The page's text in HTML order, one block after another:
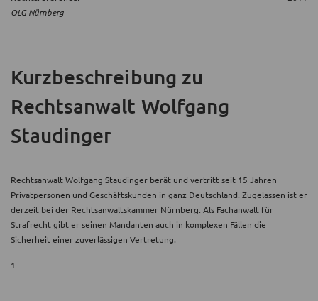
OLG Nürnberg
Kurzbeschreibung zu
Rechtsanwalt Wolfgang
Staudinger
Rechtsanwalt Wolfgang Staudinger berät und vertritt seit 15 Jahren
Privatpersonen und Geschäftskunden in ganz Deutschland. Zugelassen ist er
derzeit bei der Rechtsanwaltskammer Nürnberg. Als Fachanwalt für
Strafrecht gibt er seinen Mandanten auch in komplexen Fällen die
Sicherheit einer zuverlässigen Vertretung.
1